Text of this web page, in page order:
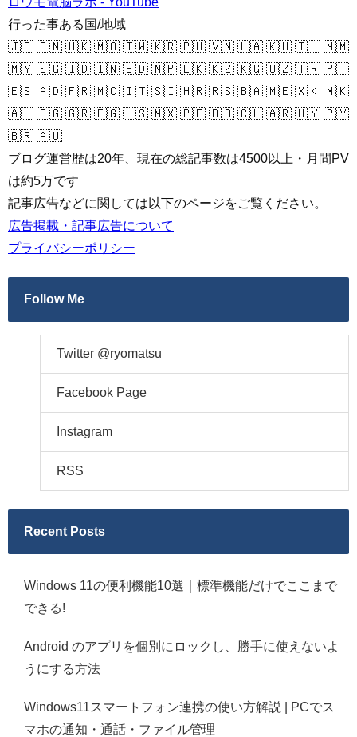
行った事ある国/地域
🇯🇵 🇨🇳 🇭🇰 🇲🇴 🇹🇼 🇰🇷 🇵🇭 🇻🇳 🇱🇦 🇰🇭 🇹🇭 🇲🇲
🇲🇾 🇸🇬 🇮🇩 🇮🇳 🇧🇩 🇳🇵 🇱🇰 🇰🇿 🇰🇬 🇺🇿 🇹🇷 🇵🇹
🇪🇸 🇦🇩 🇫🇷 🇲🇨 🇮🇹 🇸🇮 🇭🇷 🇷🇸 🇧🇦 🇲🇪 🇽🇰 🇲🇰
🇦🇱 🇧🇬 🇬🇷 🇪🇬 🇺🇸 🇲🇽 🇵🇪 🇧🇴 🇨🇱 🇦🇷 🇺🇾 🇵🇾
🇧🇷 🇦🇺
ブログ運営歴は20年、現在の総記事数は4500以上・月間PV
は約5万です
記事広告などに関しては以下のページをご覧ください。
広告掲載・記事広告について
プライバシーポリシー
Follow Me
Twitter @ryomatsu
Facebook Page
Instagram
RSS
Recent Posts
Windows 11の便利機能10選｜標準機能だけでここまで
できる!
Android のアプリを個別にロックし、勝手に使えないよ
うにする方法
Windows11スマートフォン連携の使い方解説 | PCでス
マホの通知・通話・ファイル管理